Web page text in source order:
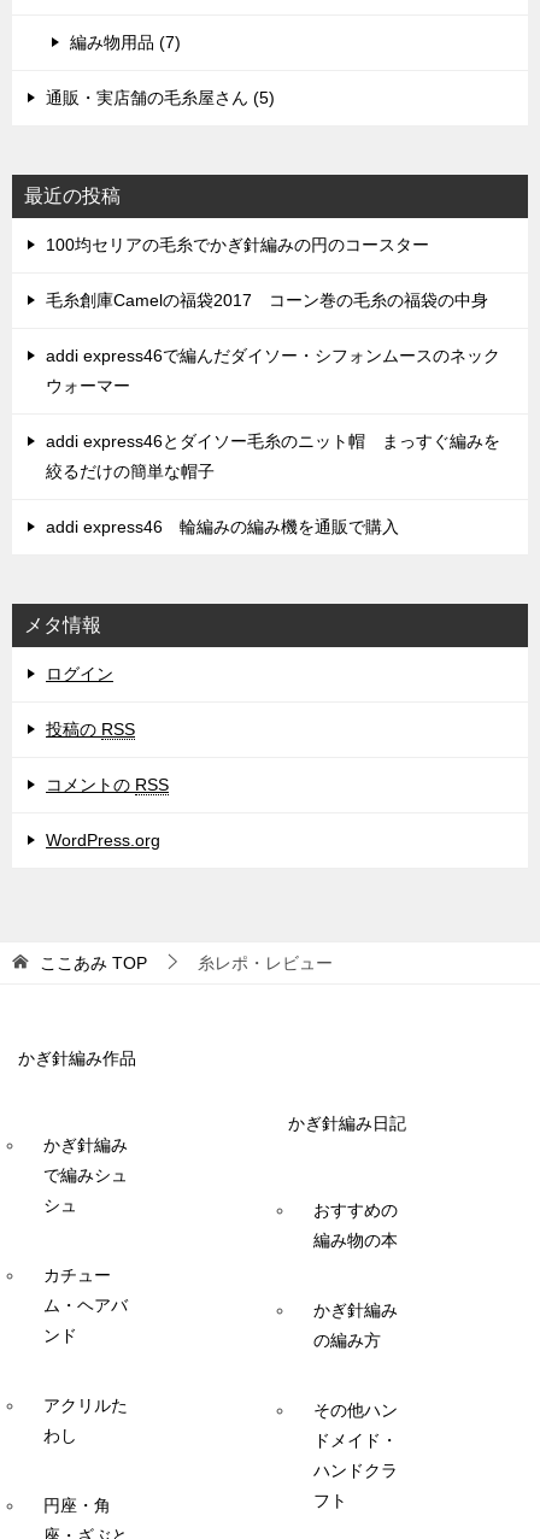
編み物用品 (7)
通販・実店舗の毛糸屋さん (5)
最近の投稿
100均セリアの毛糸でかぎ針編みの円のコースター
毛糸創庫Camelの福袋2017 コーン巻の毛糸の福袋の中身
addi express46で編んだダイソー・シフォンムースのネック
ウォーマー
addi express46とダイソー毛糸のニット帽 まっすぐ編みを
絞るだけの簡単な帽子
addi express46 輪編みの編み機を通販で購入
メタ情報
ログイン
投稿の RSS
コメントの RSS
WordPress.org
ここあみ TOP 糸レポ・レビュー
かぎ針編み作品
かぎ針編み
で編みシュ
シュ
カチュー
ム・ヘアバ
ンド
アクリルた
わし
円座・角
かぎ針編み日記
おすすめの
編み物の本
かぎ針編み
の編み方
その他ハン
ドメイド・
ハンドクラ
フト